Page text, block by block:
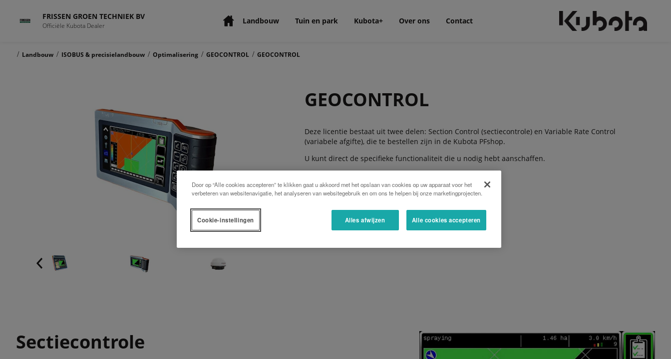
FRISSEN GROEN TECHNIEK BV
Officiële Kubota Dealer Landbouw Tuin en park Kubota+ Over ons Contact
/ Landbouw / ISOBUS & precisielandbouw / Optimalisering / GEOCONTROL / GEOCONTROL
GEOCONTROL
Deze licentie bestaat uit twee delen: Section Control (sectiecontrole) en Variable Rate Control
(variabele afgifte), die te bestellen zijn in de Kubota PFshop.
U kunt direct de specifieke functionaliteit die u nodig hebt aanschaffen.
EEN OFFERTE AANVRAGEN
Sectiecontrole
Door op “Alle cookies accepteren” te klikken gaat u akkoord met het opslaan van cookies op uw apparaat voor het
verbeteren van websitenavigatie, het analyseren van websitegebruik en om ons te helpen bij onze marketingprojecten.
Alles afwijzen Alle cookies accepteren
Cookie-instellingen